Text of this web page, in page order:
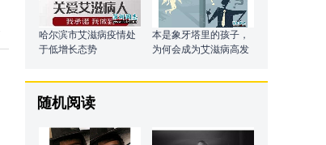
哈尔滨市艾滋病疫情处
于低增长态势
本是象牙塔里的孩子，
为何会成为艾滋病高发
随机阅读